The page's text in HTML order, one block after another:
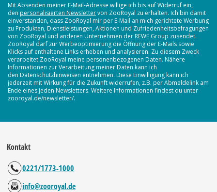
Mit Absenden meiner E-Mail-Adresse willige ich bis auf Widerruf ein,
den personalisierten Newslettervon ZooRoyal zu erhalten. Ich bin damit
einverstanden, dass ZooRoyal mir per E-Mail an mich gerichtete Werbung
zu Produkten, Dienstleistungen, Aktionen und Zufriedenheitsbefragungen
von ZooRoyal und anderen Unternehmen der REWE Group zusendet.
ZooRoyal darf zur Werbeoptimierung die Öffnung der E-Mails sowie
Klicks auf enthaltene Links erheben und analysieren. Zu diesem Zweck
verarbeitet ZooRoyal meine personenbezogenen Daten. Nähere
Informationen zur Verarbeitung meiner Daten kann ich
den Datenschutzhinweisen entnehmen. Diese Einwilligung kann ich
jederzeit mit Wirkung für die Zukunft widerrufen, z.B. per Abmeldelink am
Ende eines jeden Newsletters. Weitere Informationen findest du unter
zooroyal.de/newsletter/.
Kontakt
0221/1773-1000
info@zooroyal.de